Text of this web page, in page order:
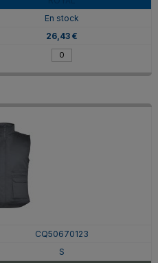
En stock
26,43 €
CQ50670123
S